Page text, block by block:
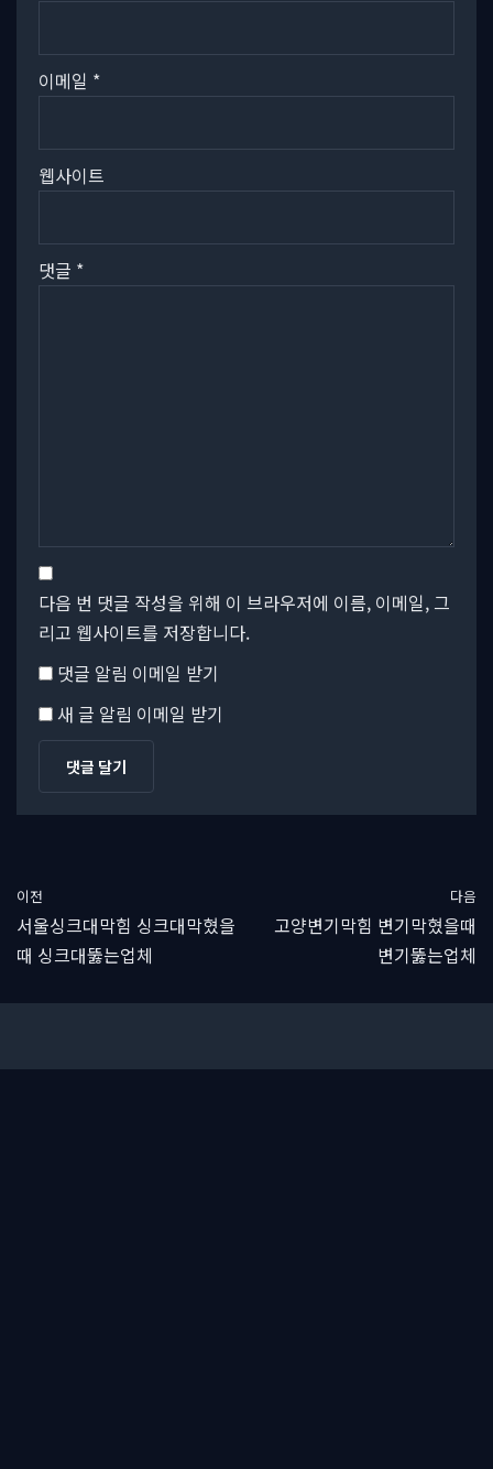
이메일 *
웹사이트
댓글 *
다음 번 댓글 작성을 위해 이 브라우저에 이름, 이메일, 그
리고 웹사이트를 저장합니다.
댓글 알림 이메일 받기
새 글 알림 이메일 받기
이전
서울싱크대막힘 싱크대막혔을
때 싱크대뚫는업체
다음
고양변기막힘 변기막혔을때
변기뚫는업체